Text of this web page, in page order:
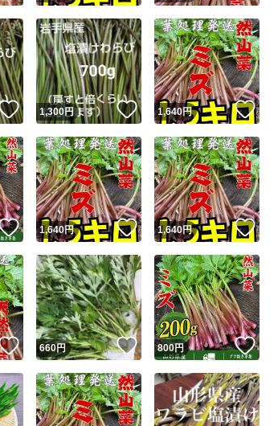
いいね！
1,300円 いいね！
1,640円 い
いいね！
1,640円 いいね！
1,640円 い
いいね！
660円 いいね！
800円 い